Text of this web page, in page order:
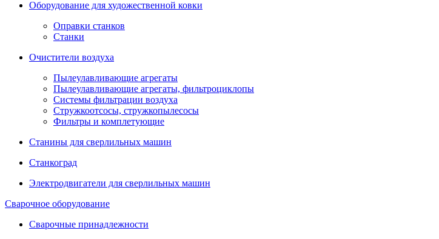
Оборудование для художественной ковки
Оправки станков
Станки
Очистители воздуха
Пылеулавливающие агрегаты
Пылеулавливающие агрегаты, фильтроциклопы
Системы фильтрации воздуха
Стружкоотсосы, стружкопылесосы
Фильтры и комплетующие
Станины для сверлильных машин
Станкоград
Электродвигатели для сверлильных машин
Сварочное оборудование
Сварочные принадлежности